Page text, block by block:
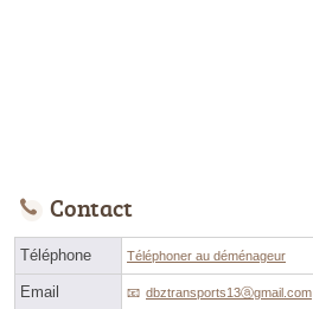
Contact
Téléphone Téléphoner au déménageur
Email dbztransports13ⓐgmail.com